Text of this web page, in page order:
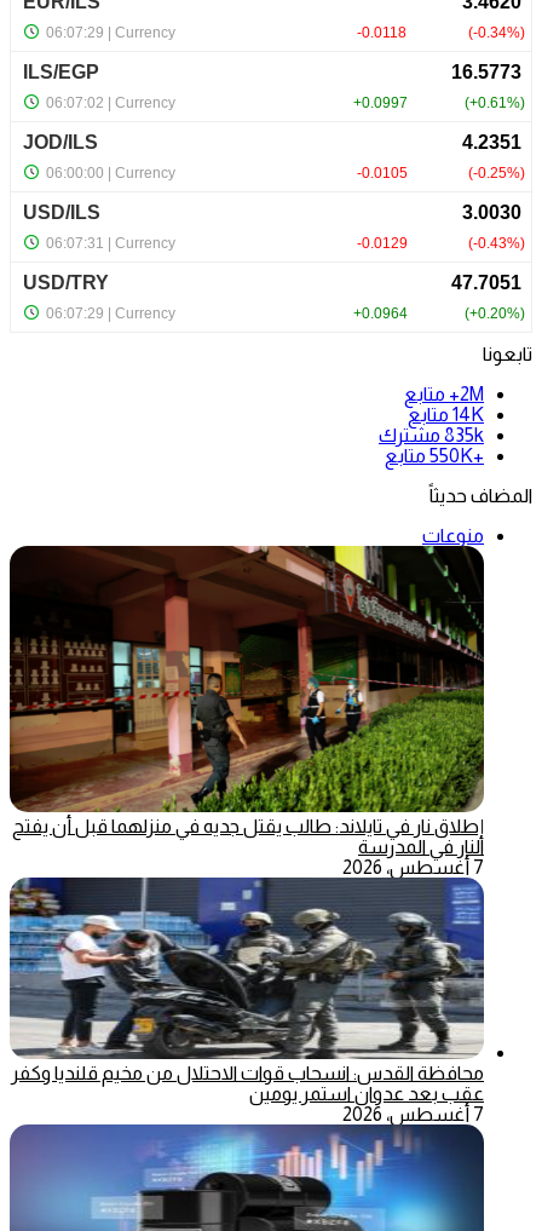
تابعونا
2M+
متابع
14K متابع
835k مشترك
+550K
متابع
المضاف حديثاً
منوعات
إطلاق نار في تايلاند: طالب يقتل جديه في منزلهما قبل أن يفتح
النار في المدرسة
7 أغسطس، 2026
محافظة القدس: انسحاب قوات الاحتلال من مخيم قلنديا وكفر
عقب بعد عدوان استمر يومين
7 أغسطس، 2026